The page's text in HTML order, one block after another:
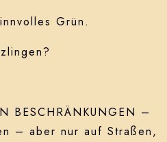
Grün.
BESCHRÄNKUNGEN –
– aber nur auf Straßen,